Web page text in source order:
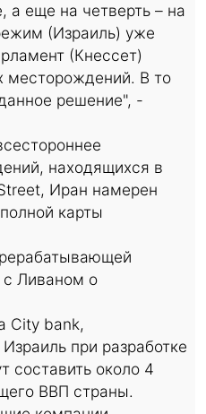
а еще на четверть – на
(Израиль) уже
(Кнессет)
месторождений. В то
решение", -
находящихся в
Иран намерен
карты
с Ливаном о
City bank,
при разработке
составить около 4
ВВП страны.